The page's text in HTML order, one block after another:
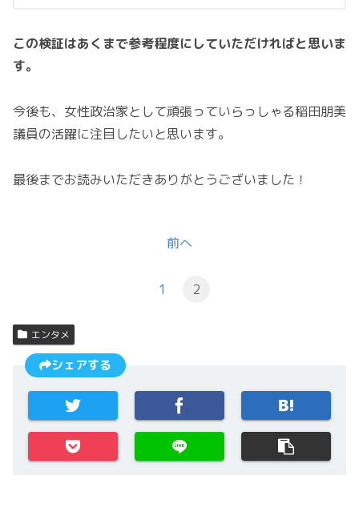
この検証はあくまで参考程度にしていただければと思いま
す。
今後も、女性政治家として頑張っていらっしゃる稲田朋美
議員の活躍に注目したいと思います。
最後までお読みいただきありがとうございました！
前へ
1 2
エンタメ
シェアする